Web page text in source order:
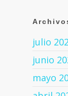
julio
junio
mayo